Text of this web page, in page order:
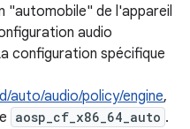
"automobile" de l'appareil
audio
configuration spécifique
auto/audio/policy/engine,
aosp_cf_x86_64_auto .